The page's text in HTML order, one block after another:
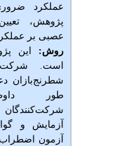
عملکرد
پژوهش،
عصبی بر
روش: این
شطرنج‌بازان
طور
آزمایش و